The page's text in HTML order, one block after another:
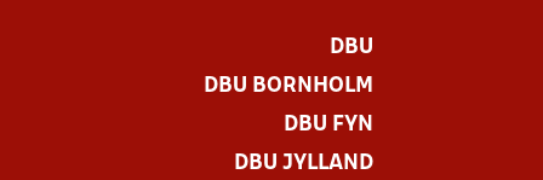
DBU
DBU BORNHOLM
DBU FYN
DBU JYLLAND